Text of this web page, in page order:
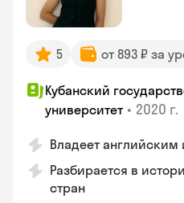
5 от 893 ₽ за
Кубанский
университет • 2020 г.
Владеет
Разбирается в
стран